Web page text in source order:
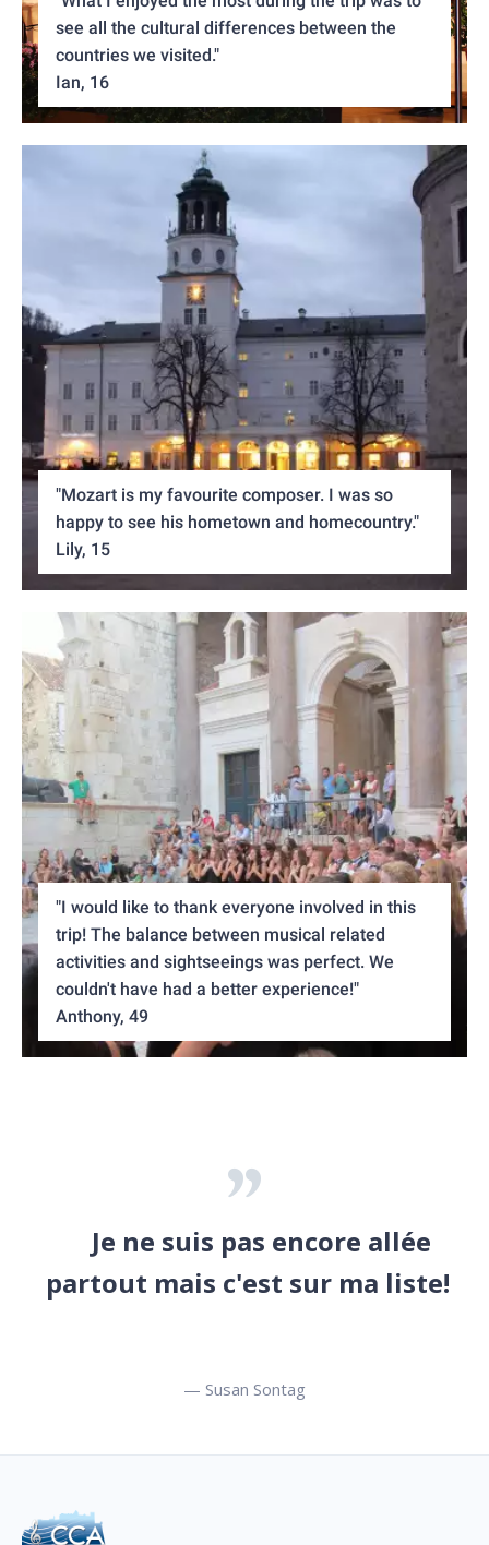
see all the cultural differences between the
countries we visited."
Ian, 16
"Mozart is my favourite composer. I was so
happy to see his hometown and homecountry."
Lily, 15
"I would like to thank everyone involved in this
trip! The balance between musical related
activities and sightseeings was perfect. We
couldn't have had a better experience!"
Anthony, 49
Je ne suis pas encore allée
partout mais c'est sur ma liste!
— Susan Sontag